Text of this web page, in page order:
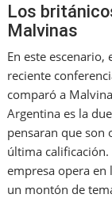
Los
Malvinas
En este
reciente
comparó a
Argentina es la
pensaran que son
última
empresa opera en
un montón de